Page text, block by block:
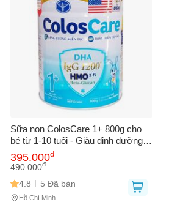
Sữa non ColosCare 1+ 800g cho
bé từ 1-10 tuổi - Giàu dinh dưỡng,
hỗ trợ tăng cường miễn dịch và
phát triển toàn diện
395.000đ
490.000đ
4.8 5 Đã bán
Hồ Chí Minh